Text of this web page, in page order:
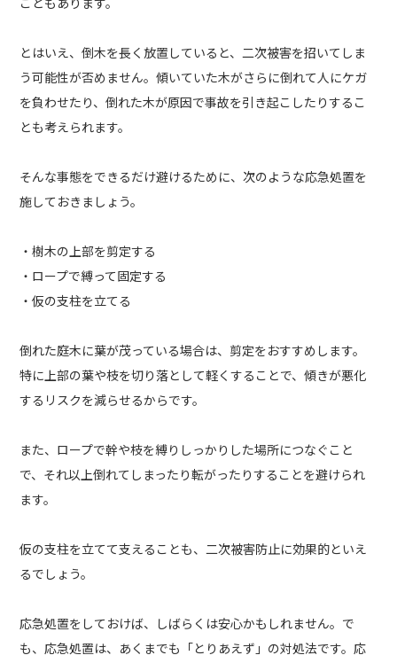
とはいえ、倒木を長く放置していると、二次被害を招いてしま
う可能性が否めません。傾いていた木がさらに倒れて人にケガ
を負わせたり、倒れた木が原因で事故を引き起こしたりするこ
とも考えられます。
そんな事態をできるだけ避けるために、次のような応急処置を
施しておきましょう。
・樹木の上部を剪定する
・ロープで縛って固定する
・仮の支柱を立てる
倒れた庭木に葉が茂っている場合は、剪定をおすすめします。
特に上部の葉や枝を切り落として軽くすることで、傾きが悪化
するリスクを減らせるからです。
また、ロープで幹や枝を縛りしっかりした場所につなぐこと
で、それ以上倒れてしまったり転がったりすることを避けられ
ます。
仮の支柱を立てて支えることも、二次被害防止に効果的といえ
るでしょう。
応急処置をしておけば、しばらくは安心かもしれません。で
も、応急処置は、あくまでも「とりあえず」の対処法です。応